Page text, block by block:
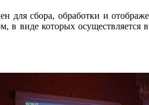
для сбора, обработки и
в виде которых